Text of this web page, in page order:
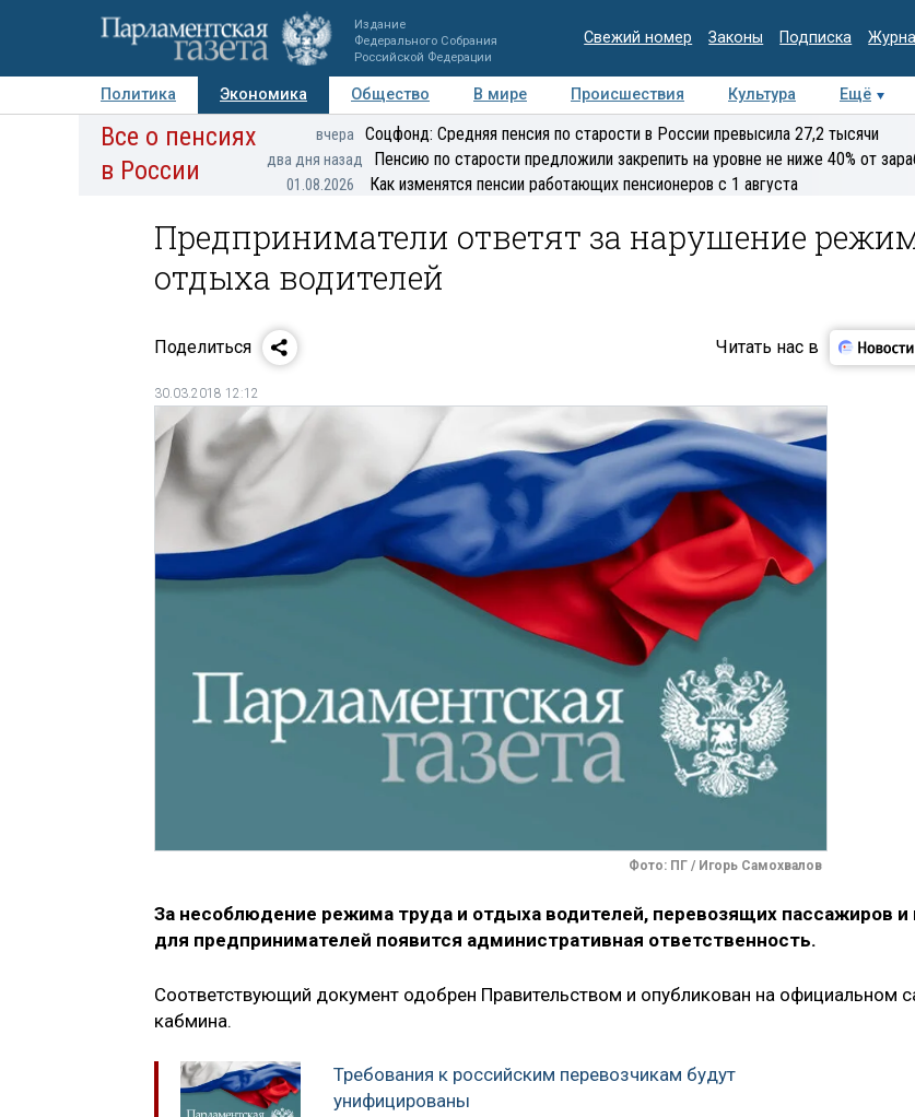
Издание
Федерального Собрания
Российской Федерации
Свежий номер Законы Подписка
Политика Экономика Общество В мире Происшествия Культура Ещё
Авторы Персоны Мнения Регионы Медиацентр Интервью Колумнисты
Все о пенсиях
в России
вчера Соцфонд: Средняя пенсия по старости в России превысила 27,2 тысячи
два дня назад Пенсию по старости предложили закрепить на уровне не ниже 40% от
01.08.2026 Как изменятся пенсии работающих пенсионеров с 1 августа
Предприниматели ответят за нарушение
отдыха водителей
Поделиться Читать нас в
30.03.2018 12:12
Фото: ПГ / Игорь Самохвалов
За несоблюдение режима труда и отдыха водителей, перевозящих пассажиров и
для предпринимателей появится административная ответственность.
Соответствующий документ одобрен Правительством и опубликован на официальном
кабмина.
Требования к российским перевозчикам будут
унифицированы